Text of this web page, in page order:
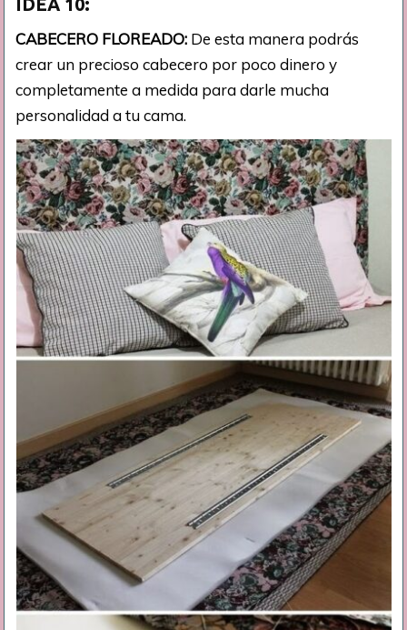
CABECERO FLOREADO: De esta manera podrás
crear un precioso cabecero por poco dinero y
completamente a medida para darle mucha
personalidad a tu cama.